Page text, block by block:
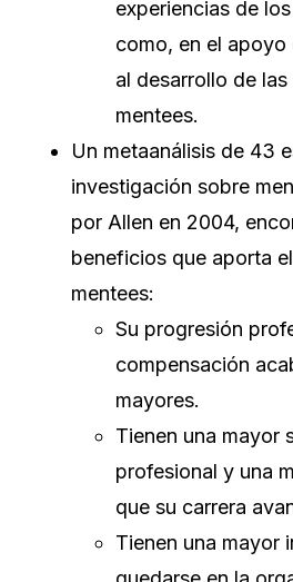
experiencias de
como, en el apoyo
al desarrollo de
mentees.
Un metaanálisis de 43
investigación sobre
por Allen en 2004,
beneficios que aporta
mentees:
Su progresión
compensación
mayores.
Tienen una mayor
profesional y una
que su carrera
Tienen una mayor